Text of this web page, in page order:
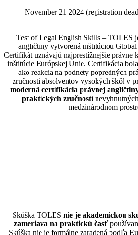
November 21 2024 (registration
Test of Legal English Skills – TOLES
angličtiny vytvorená inštitúciou Global
Certifikát uznávajú najprestížnejšie právne
inštitúcie Európskej Únie. Certifikácia
ako reakcia na podnety popredných
zručnosti absolventov vysokých škôl v
moderná certifikácia právnej
praktických zručností
medzinárodnom
Skúška TOLES nie je akademickou
zameriava na praktickú časť
Skúška nie je formálne zaradená podľa